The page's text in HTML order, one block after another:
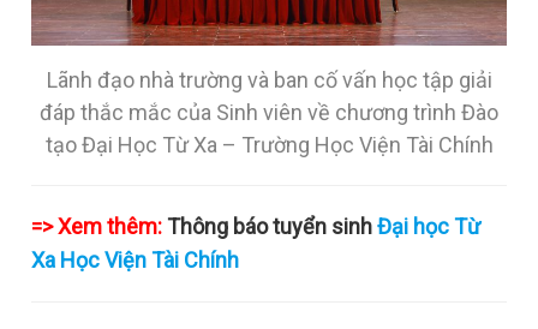
Lãnh đạo nhà trường và ban cố vấn học tập giải
đáp thắc mắc của Sinh viên về chương trình Đào
tạo Đại Học Từ Xa – Trường Học Viện Tài Chính
=> Xem thêm: Thông báo tuyển sinhĐại học Từ
Xa Học Viện Tài Chính